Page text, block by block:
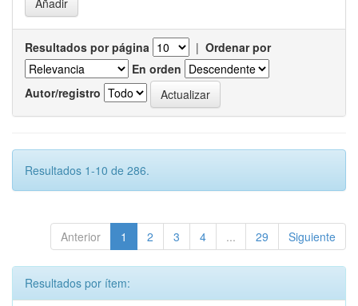
Resultados por página | Ordenar por
En orden
Autor/registro
Resultados 1-10 de 286.
Anterior 1 2 3 4 ... 29 Siguiente
Resultados por ítem: